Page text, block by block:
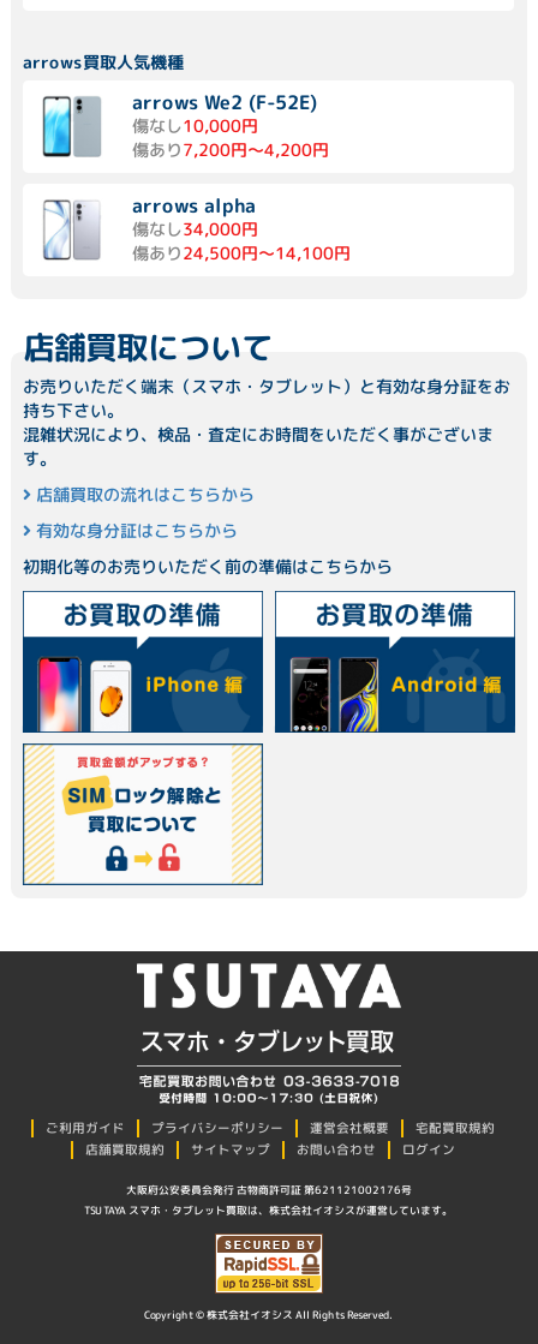
arrows買取人気機種
arrows We2 (F-52E)
傷なし10,000円
傷あり7,200円～4,200円
arrows alpha
傷なし34,000円
傷あり24,500円～14,100円
店舗買取について
お売りいただく端末（スマホ・タブレット）と有効な身分証をお
持ち下さい。
混雑状況により、検品・査定にお時間をいただく事がございま
す。
店舗買取の流れはこちらから
有効な身分証はこちらから
初期化等のお売りいただく前の準備はこちらから
ご利用ガイド プライバシーポリシー 運営会社概要
宅配買取規約
店舗買取規約
サイトマップ お問い合わせ ログイン
大阪府公安委員会発行 古物商許可証 第621121002176号
TSUTAYA スマホ・タブレット買取は、株式会社イオシスが運営しています。
Copyright © 株式会社イオシス All Rights Reserved.